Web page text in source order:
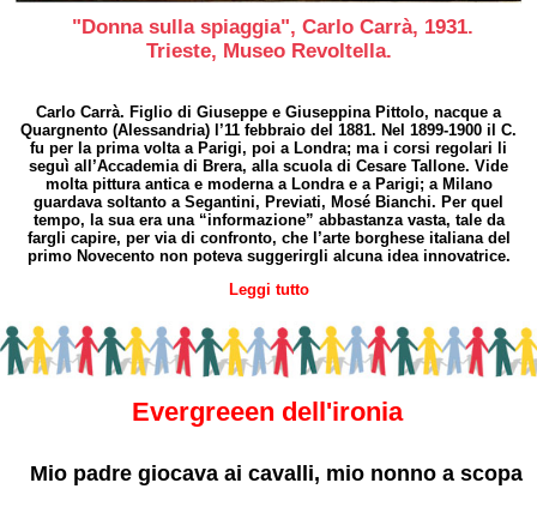
"Donna sulla spiaggia", Carlo Carrà, 1931.
Trieste, Museo Revoltella.
Carlo Carrà. Figlio di Giuseppe e Giuseppina Pittolo, nacque a
Quargnento (Alessandria) l’11 febbraio del 1881. Nel 1899-1900 il C.
fu per la prima volta a Parigi, poi a Londra; ma i corsi regolari li
seguì all’Accademia di Brera, alla scuola di Cesare Tallone. Vide
molta pittura antica e moderna a Londra e a Parigi; a Milano
guardava soltanto a Segantini, Previati, Mosé Bianchi. Per quel
tempo, la sua era una “informazione” abbastanza vasta, tale da
fargli capire, per via di confronto, che l’arte borghese italiana del
primo Novecento non poteva suggerirgli alcuna idea innovatrice.
Leggi tutto
Evergreeen dell'ironia
Mio padre giocava ai cavalli, mio nonno a scopa